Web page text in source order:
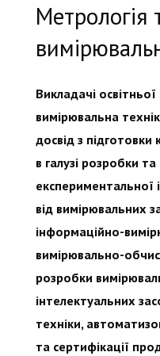
Метрологія
Викладачі
вимірювальна
досвід з підготовки
в галузі розробки та
експериментальної
від вимірювальних
інформаційно-
вимірювально-
розробки
інтелектуальних
техніки,
та сертифікації